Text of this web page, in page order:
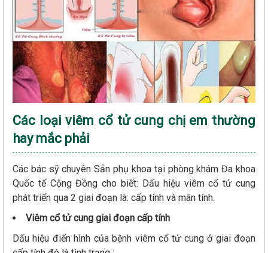
Các loại viêm cổ tử cung chị em thường
hay mắc phải
Các bác sỹ chuyên Sản phụ khoa tại phòng khám Đa khoa
Quốc tế Cộng Đồng cho biết: Dấu hiệu viêm cổ tử cung
phát triển qua 2 giai đoạn là: cấp tính và mãn tính.
Viêm cổ tử cung giai đoạn cấp tính
Dấu hiệu điển hình của bệnh viêm cổ tử cung ở giai đoạn